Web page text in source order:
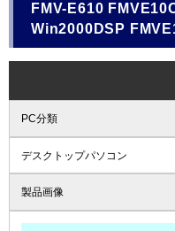
FMV-E610
Win2000DSP
PC分類
デスクトップパソコン
製品画像